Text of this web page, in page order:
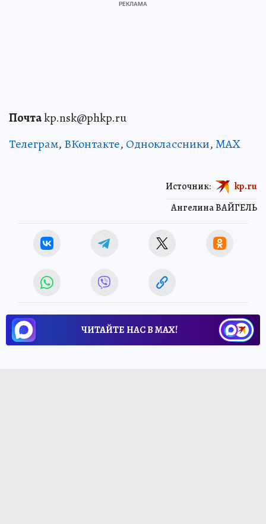
Почтаkp.nsk@phkp.ru
Телеграм, ВКонтакте, Одноклассники,MAX
Ангелина ВАЙГЕЛЬ
Источник: kp.ru
ЧИТАЙТЕ НАС В МАХ!